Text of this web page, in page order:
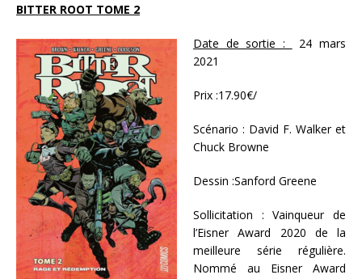
BITTER ROOT TOME 2
Date de sortie :
24 mars
2021
Prix :17.90€/
Scénario : David F. Walker et
Chuck Browne
Dessin :Sanford Greene
Sollicitation : Vainqueur de
l’Eisner Award 2020 de la
meilleure série régulière.
Nommé au Eisner Award